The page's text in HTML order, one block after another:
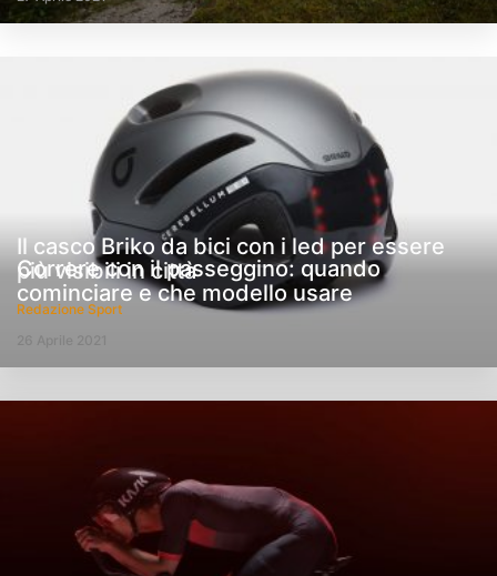
Il casco Briko da bici con i led per essere
più visibili in città
Redazione Sport
Correre con il passeggino: quando
cominciare e che modello usare